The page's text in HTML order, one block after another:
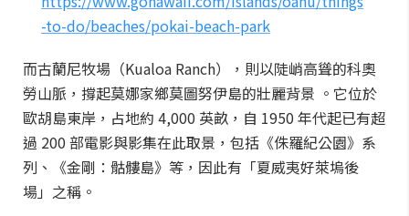
-to-do/beaches/pokai-beach-park
而古蘭尼牧場（Kualoa Ranch），則以陡峭高聳的科奧
勞山脈，撐起莫娜家鄉莫圖努伊島的壯麗背景 。它位於
歐胡島東岸，占地約 4,000 英畝，自 1950 年代起已有超
過 200 部電影與影集在此取景，包括《侏羅紀公園》系
列、《金剛：骷髏島》等，因此有「夏威夷好萊塢後
場」之稱。